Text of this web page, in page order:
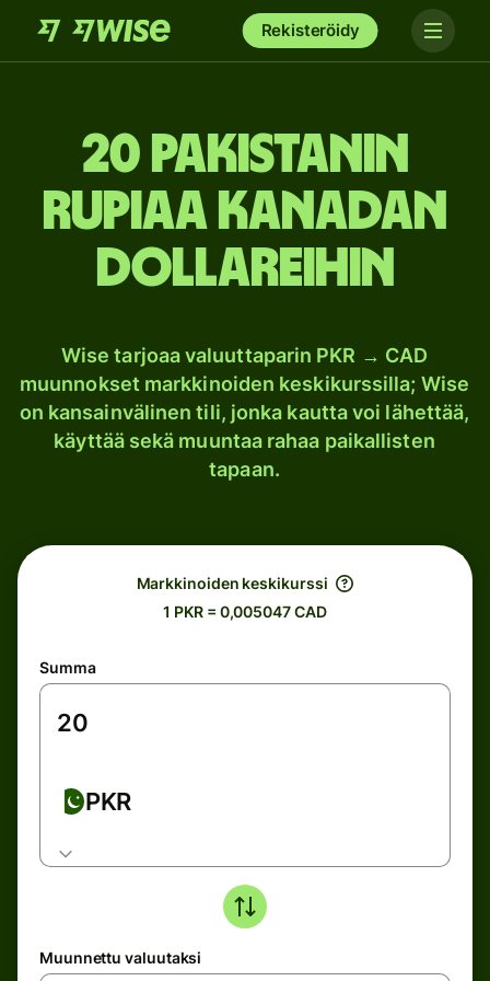
Rekisteröidy
20 Pakistanin
rupiaa Kanadan
dollareihin
Wise tarjoaa valuuttaparin PKR → CAD
muunnokset markkinoiden keskikurssilla; Wise
on kansainvälinen tili, jonka kautta voi lähettää,
käyttää sekä muuntaa rahaa paikallisten
tapaan.
Markkinoiden keskikurssi
1 PKR = 0,005047 CAD
Summa
PKR
Muunnettu valuutaksi